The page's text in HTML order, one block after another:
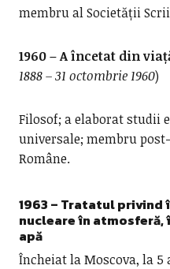
membru al Societății
1960 – A încetat din
1888 – 31 octombrie 1960)
Filosof; a elaborat studii
universale; membru
Române.
1963 – Tratatul
nucleare în atmosferă,
apă
Încheiat la Moscova, la 5